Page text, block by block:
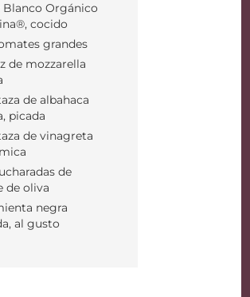
Blanco Orgánico
cocido
grandes
de mozzarella
de albahaca
picada
de vinagreta
de
de oliva
negra
al gusto